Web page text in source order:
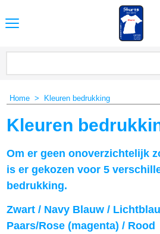
Home > Kleuren bedrukking
Kleuren
Om er geen onoverzichtelijk
is er gekozen voor 5
bedrukking.
Zwart / Navy Blauw /
Paars/Rose (magenta) / Rood